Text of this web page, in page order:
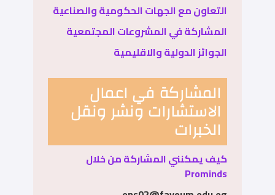
التعاون مع الجهات الحكومية والصناعية
المشاركة في المشروعات المجتمعية
الجوائز الدولية والاقليمية
المشاركة في اعمال
الاستشارات ونشر ونقل
الخبرات
كيف يمكنني المشاركة من خلال
Prominds